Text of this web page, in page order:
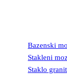
Bazenski
Stakleni
Staklo granit